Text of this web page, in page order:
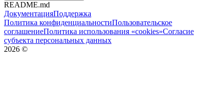
README.md
ДокументацияПоддержка
Политика конфиденциальностиПользовательское
соглашениеПолитика использования «cookies»Согласие
субъекта персональных данных
2026 ©